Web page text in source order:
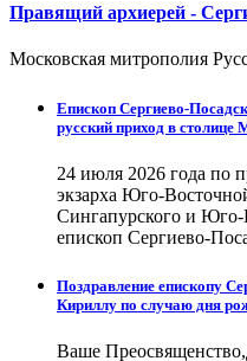
Правящий архиерей -
Московская митрополия
Епископ Сергиево-
русский приход в столице
24 июля 2026 года по
экзарха Юго-
Сингапурского и Юго-
епископ Сергиево-
Поздравление епископу
Кириллу по случаю дня
Ваше